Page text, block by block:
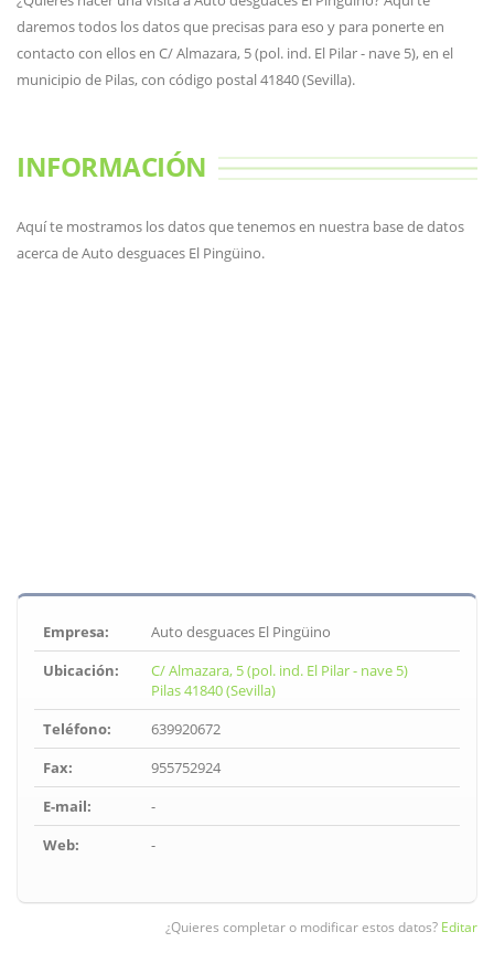
daremos todos los datos que precisas para eso y para ponerte en
contacto con ellos en C/ Almazara, 5 (pol. ind. El Pilar - nave 5), en el
municipio de Pilas, con código postal 41840 (Sevilla).
INFORMACIÓN
Aquí te mostramos los datos que tenemos en nuestra base de datos
acerca de Auto desguaces El Pingüino.
Empresa:
Auto desguaces El Pingüino
Ubicación:
C/ Almazara, 5 (pol. ind. El Pilar - nave 5)
Pilas 41840 (Sevilla)
Teléfono:
639920672
Fax:
955752924
E-mail:
-
Web:
-
¿Quieres completar o modificar estos datos? Editar